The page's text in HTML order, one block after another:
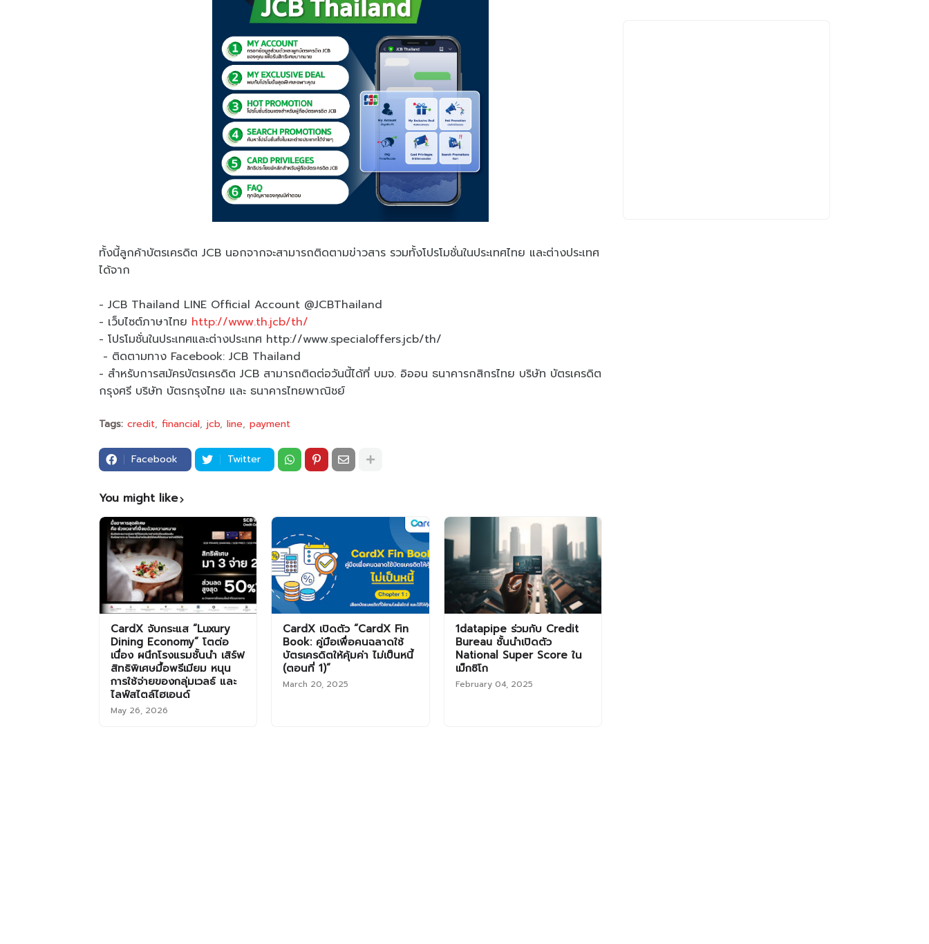
ทั้งนี้ลูกค้าบัตรเครดิต JCB นอกจากจะสามารถติดตามข่าวสาร รวมทั้งโปรโมชั่นในประเทศไทย และต่างประเทศ
ได้จาก
- JCB Thailand LINE Official Account @JCBThailand
- เว็บไซต์ภาษาไทย http://www.th.jcb/th/
- โปรโมชั่นในประเทศและต่างประเทศ http://www.specialoffers.jcb/th/
- ติดตามทาง Facebook: JCB Thailand
- สำหรับการสมัครบัตรเครดิต JCB สามารถติดต่อวันนี้ได้ที่ บมจ. อิออน ธนาคารกสิกรไทย บริษัท บัตรเครดิต
กรุงศรี บริษัท บัตรกรุงไทย และ ธนาคารไทยพาณิชย์
Tags: credit financial jcb line payment
Facebook Twitter
You might like
CardX จับกระแส “Luxury
Dining Economy” โตต่อ
เนื่อง ผนึกโรงแรมชั้นนำ เสิร์ฟ
สิทธิพิเศษมื้อพรีเมียม หนุน
การใช้จ่ายของกลุ่มเวลธ์ และ
ไลฟ์สไตล์ไฮเอนด์
May 26, 2026
CardX เปิดตัว “CardX Fin
Book: คู่มือเพื่อคนฉลาดใช้
บัตรเครดิตให้คุ้มค่า ไม่เป็นหนี้
(ตอนที่ 1)”
March 20, 2025
1datapipe ร่วมกับ Credit
Bureau ชั้นนำเปิดตัว
National Super Score ใน
เม็กซิโก
February 04, 2025